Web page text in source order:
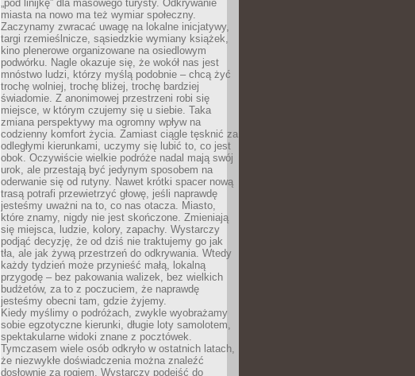
„pod linijkę” dla masowego turysty. Odkrywanie
miasta na nowo ma też wymiar społeczny.
Zaczynamy zwracać uwagę na lokalne inicjatywy,
targi rzemieślnicze, sąsiedzkie wymiany książek,
kino plenerowe organizowane na osiedlowym
podwórku. Nagle okazuje się, że wokół nas jest
mnóstwo ludzi, którzy myślą podobnie – chcą żyć
trochę wolniej, trochę bliżej, trochę bardziej
świadomie. Z anonimowej przestrzeni robi się
miejsce, w którym czujemy się u siebie. Taka
zmiana perspektywy ma ogromny wpływ na
codzienny komfort życia. Zamiast ciągle tęsknić za
odległymi kierunkami, uczymy się lubić to, co jest
obok. Oczywiście wielkie podróże nadal mają swój
urok, ale przestają być jedynym sposobem na
oderwanie się od rutyny. Nawet krótki spacer nową
trasą potrafi przewietrzyć głowę, jeśli naprawdę
jesteśmy uważni na to, co nas otacza. Miasto,
które znamy, nigdy nie jest skończone. Zmieniają
się miejsca, ludzie, kolory, zapachy. Wystarczy
podjąć decyzję, że od dziś nie traktujemy go jak
tła, ale jak żywą przestrzeń do odkrywania. Wtedy
każdy tydzień może przynieść małą, lokalną
przygodę – bez pakowania walizek, bez wielkich
budżetów, za to z poczuciem, że naprawdę
jesteśmy obecni tam, gdzie żyjemy.
Kiedy myślimy o podróżach, zwykle wyobrażamy
sobie egzotyczne kierunki, długie loty samolotem,
spektakularne widoki znane z pocztówek.
Tymczasem wiele osób odkryło w ostatnich latach,
że niezwykłe doświadczenia można znaleźć
dosłownie za rogiem. Wystarczy podejść do